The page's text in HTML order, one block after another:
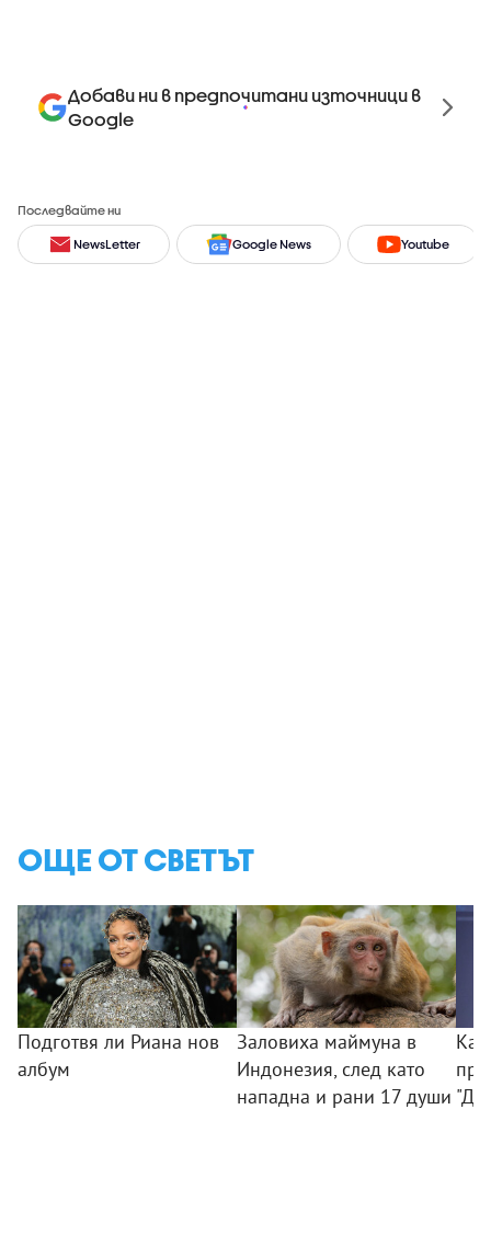
Добави ни в предпочитани източници в
Google
Последвайте ни
NewsLetter Google News Youtube
ОЩЕ ОТ СВЕТЪТ
Подготвя ли Риана нов
албум
Заловиха маймуна в
Индонезия, след като
нападна и рани 17 души